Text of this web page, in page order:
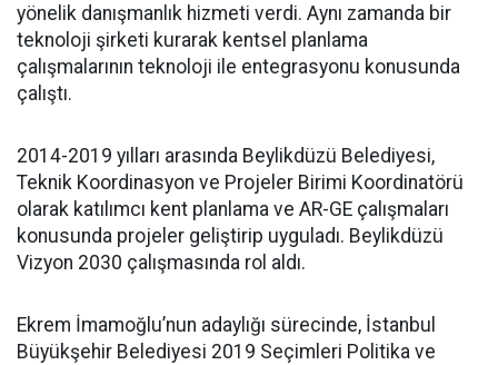
yönelik danışmanlık hizmeti verdi. Aynı zamanda bir
teknoloji şirketi kurarak kentsel planlama
çalışmalarının teknoloji ile entegrasyonu konusunda
çalıştı.
2014-2019 yılları arasında Beylikdüzü Belediyesi,
Teknik Koordinasyon ve Projeler Birimi Koordinatörü
olarak katılımcı kent planlama ve AR-GE çalışmaları
konusunda projeler geliştirip uyguladı. Beylikdüzü
Vizyon 2030 çalışmasında rol aldı.
Ekrem İmamoğlu’nun adaylığı sürecinde, İstanbul
Büyükşehir Belediyesi 2019 Seçimleri Politika ve